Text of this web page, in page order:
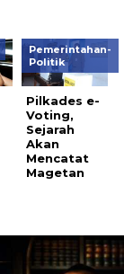
Pemerintahan-
Politik
Pilkades e-
Voting,
Sejarah
Akan
Mencatat
Magetan